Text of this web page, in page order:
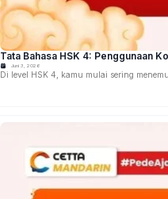
Tata Bahasa HSK 4: Penggunaan
Juni 3, 2026
Di level HSK 4, kamu mulai sering